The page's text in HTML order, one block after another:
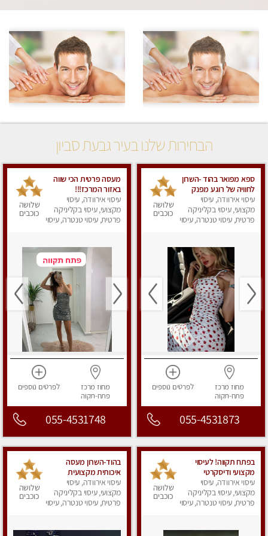
הבחירות שלנו בעיר גבעת סביון
ספא מפואר בהוד -השרון
לחוויה של רוגע מפנק
מומלץ מאוד מאוד ללא
מין !!
עיסוי אירוודה, עיסוי
מקצועי, עיסוי בקליניקה
פרטית, עיסוי טנטרה, עיסוי
שלושה
כוכבים
מחוז מרכז
פתח-תקוה
לפרטים נוספים
055-4531873
מעסה פרטית הכי שווה
באזור המרכז!!!
עיסוי אירוודה, עיסוי
מקצועי, עיסוי בקליניקה
פרטית, עיסוי טנטרה, עיסוי
שלושה
כוכבים
מחוז מרכז
פתח-תקוה
לפרטים נוספים
055-4531748
‏בפתח תקווה! ‏‏לעיסוי
מקצועי ודיסקרטי
‏מכבדים כרטיסי אשראי !!
ללא מין 03-728-36-36
עיסוי אירוודה, עיסוי
מקצועי, עיסוי בקליניקה
פרטית, עיסוי טנטרה, עיסוי
שלושה
כוכבים
בהוד-השרון מעסה
איכותית מקצועית
ומפנקת
עיסוי אירוודה, עיסוי
מקצועי, עיסוי בקליניקה
פרטית, עיסוי טנטרה, עיסוי
שלושה
כוכבים